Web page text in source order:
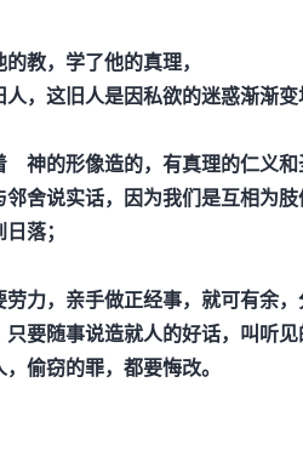
教，学了他的真理，
，这旧人是因私欲的迷惑渐渐变
神的形像造的，有真理的仁义和
舍说实话，因为我们是互相为肢
落；
力，亲手做正经事，就可有余，
要随事说造就人的好话，叫听见
偷窃的罪，都要悔改。